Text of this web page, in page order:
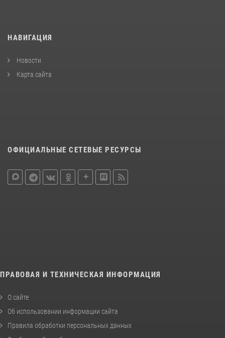
НАВИГАЦИЯ
Новости
Карта сайта
ОФИЦИАЛЬНЫЕ СЕТЕВЫЕ РЕСУРСЫ
ПРАВОВАЯ И ТЕХНИЧЕСКАЯ ИНФОРМАЦИЯ
О сайте
Об использовании информации сайта
Правила обработки персональных данных